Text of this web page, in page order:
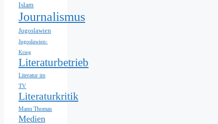
Islam
Journalismus
Jugoslawien
Jugoslawien-
Krieg
Literaturbetrieb
Literatur im
TV
Literaturkritik
Mann Thomas
Medien